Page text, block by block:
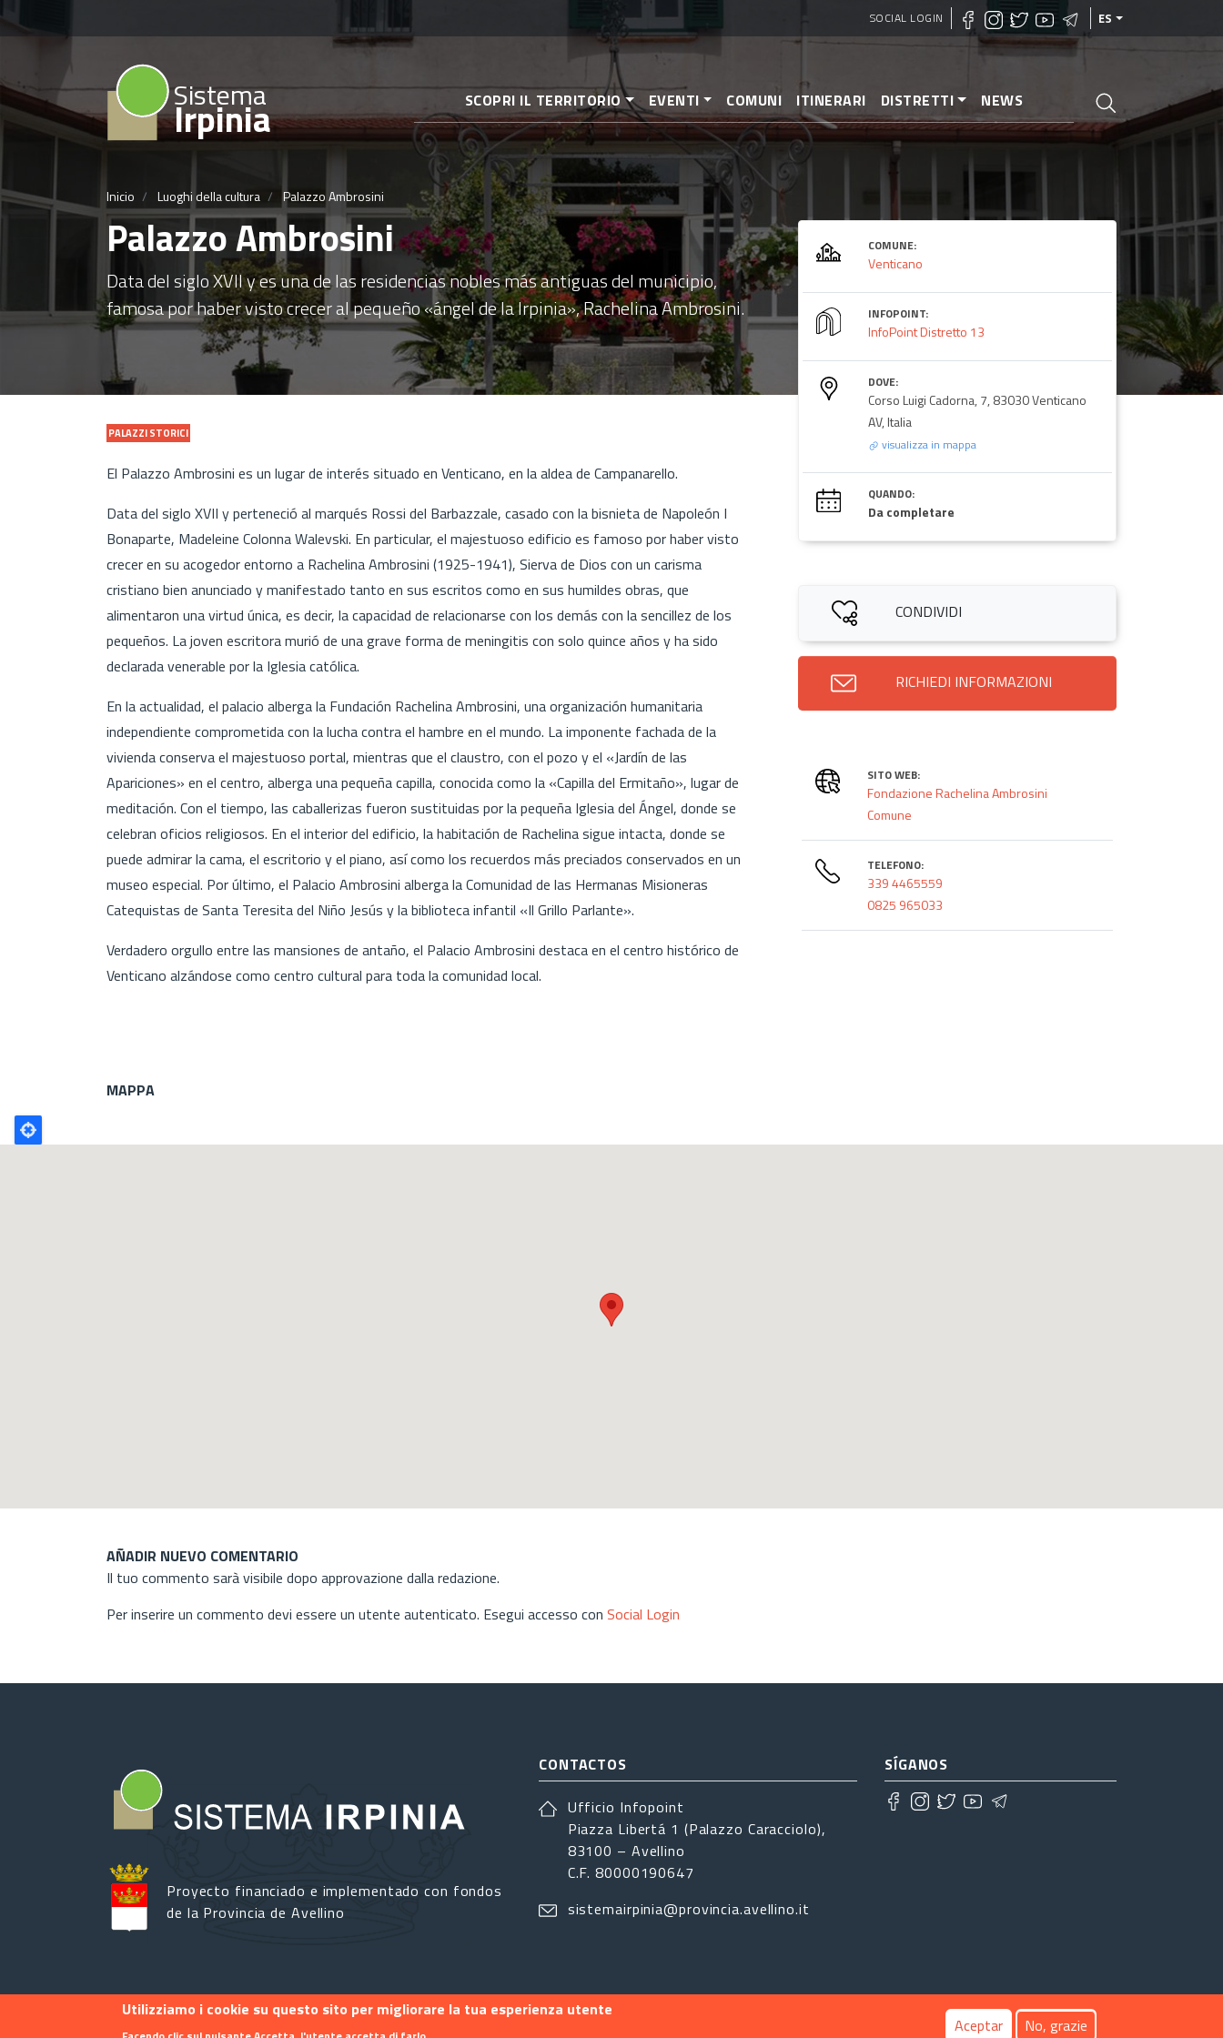
Pasar
al
contenido
principal
SOCIAL LOGIN ES
Sistema
Irpinia SCOPRI IL TERRITORIO EVENTI COMUNI ITINERARI DISTRETTI NEWS
Inicio Luoghi della cultura Palazzo Ambrosini
Palazzo Ambrosini
Data del siglo XVII y es una de las residencias nobles más antiguas del municipio,
famosa por haber visto crecer al pequeño «ángel de la Irpinia», Rachelina Ambrosini.
PALAZZI STORICI
El Palazzo Ambrosini es un lugar de interés situado en Venticano, en la aldea de Campanarello.
Data del siglo XVII y perteneció al marqués Rossi del Barbazzale, casado con la bisnieta de Napoleón I
Bonaparte, Madeleine Colonna Walevski. En particular, el majestuoso edificio es famoso por haber visto
crecer en su acogedor entorno a Rachelina Ambrosini (1925-1941), Sierva de Dios con un carisma
cristiano bien anunciado y manifestado tanto en sus escritos como en sus humildes obras, que
alimentaron una virtud única, es decir, la capacidad de relacionarse con los demás con la sencillez de los
pequeños. La joven escritora murió de una grave forma de meningitis con solo quince años y ha sido
declarada venerable por la Iglesia católica.
En la actualidad, el palacio alberga la Fundación Rachelina Ambrosini, una organización humanitaria
independiente comprometida con la lucha contra el hambre en el mundo. La imponente fachada de la
vivienda conserva el majestuoso portal, mientras que el claustro, con el pozo y el «Jardín de las
Apariciones» en el centro, alberga una pequeña capilla, conocida como la «Capilla del Ermitaño», lugar de
meditación. Con el tiempo, las caballerizas fueron sustituidas por la pequeña Iglesia del Ángel, donde se
celebran oficios religiosos. En el interior del edificio, la habitación de Rachelina sigue intacta, donde se
puede admirar la cama, el escritorio y el piano, así como los recuerdos más preciados conservados en un
museo especial. Por último, el Palacio Ambrosini alberga la Comunidad de las Hermanas Misioneras
Catequistas de Santa Teresita del Niño Jesús y la biblioteca infantil «Il Grillo Parlante».
Verdadero orgullo entre las mansiones de antaño, el Palacio Ambrosini destaca en el centro histórico de
Venticano alzándose como centro cultural para toda la comunidad local.
COMUNE:
Venticano
INFOPOINT:
InfoPoint Distretto 13
DOVE:
Corso Luigi Cadorna, 7, 83030 Venticano
AV, Italia
visualizza in mappa
QUANDO:
Da completare
CONDIVIDI
RICHIEDI INFORMAZIONI
SITO WEB:
Fondazione Rachelina Ambrosini
Comune
TELEFONO:
339 4465559
0825 965033
MAPPA
Poligono
GEO
AÑADIR NUEVO COMENTARIO
Il tuo commento sarà visibile dopo approvazione dalla redazione.
Per inserire un commento devi essere un utente autenticato. Esegui accesso con Social Login
Proyecto financiado e implementado con fondos
de la Provincia de Avellino
CONTACTOS
Ufficio Infopoint
Piazza Libertá 1 (Palazzo Caracciolo),
83100 – Avellino
C.F. 80000190647
sistemairpinia@provincia.avellino.it
SÍGANOS
Utilizziamo i cookie su questo sito per migliorare la tua esperienza utente
Aceptar No, grazie